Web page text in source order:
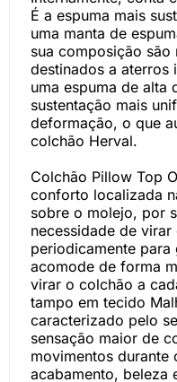
É a espuma mais
uma manta de
sua composição são
destinados a aterros
uma espuma de alta
sustentação mais
deformação, o que
colchão Herval.
Colchão Pillow Top
conforto localizada
sobre o molejo, por
necessidade de
periodicamente para
acomode de forma
virar o colchão a
tampo em tecido
caracterizado pelo
sensação maior de
movimentos durante
acabamento, beleza